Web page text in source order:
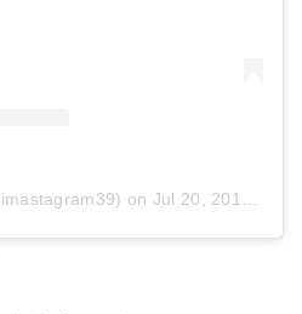
on Jul 20, 2017 at 2:39am PDT